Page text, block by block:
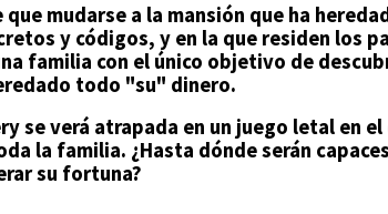
que mudarse a la mansión que ha
y códigos, y en la que residen los
familia con el único objetivo de
todo "su" dinero.
se verá atrapada en un juego letal en el
la familia. ¿Hasta dónde serán
su fortuna?